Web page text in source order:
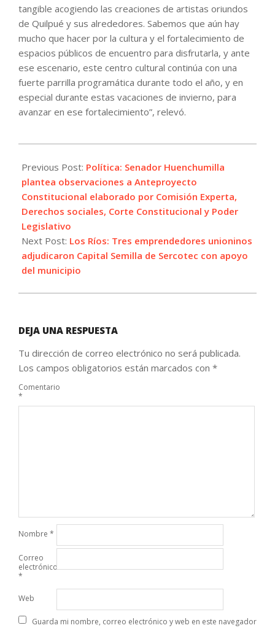
tangible acogiendo las creaciones de artistas oriundos
de Quilpué y sus alrededores. Sabemos que aún hay
mucho que hacer por la cultura y el fortalecimiento de
espacios públicos de encuentro para disfrutarla, y ante
ese escenario, este centro cultural continúa con una
fuerte parrilla programática durante todo el año, y en
especial durante estas vacaciones de invierno, para
avanzar en ese fortalecimiento”, relevó.
07-
14
Previous Post: Política: Senador Huenchumilla
plantea observaciones a Anteproyecto
Constitucional elaborado por Comisión Experta,
Derechos sociales, Corte Constitucional y Poder
Legislativo
Next Post: Los Ríos: Tres emprendedores unioninos
adjudicaron Capital Semilla de Sercotec con apoyo
del municipio
DEJA UNA RESPUESTA
Tu dirección de correo electrónico no será publicada.
Los campos obligatorios están marcados con *
Comentario
*
Nombre *
Correo
electrónico
*
Web
Guarda mi nombre, correo electrónico y web en este navegador